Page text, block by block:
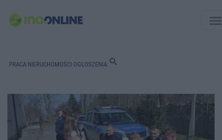
PRACA NIERUCHOMOŚCI OGŁOSZENIA search